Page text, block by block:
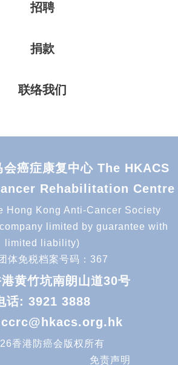
招聘
捐款
联络我们
会癌症康复中心 The HKACS
Rehabilitation Centre
Hong Kong Anti-Cancer Society
limited by guarantee with
limited liability)
体免税档案号码：367
黄竹坑南朗山道30号
话: 3921 3888
香港防癌会版权所有
免责声明